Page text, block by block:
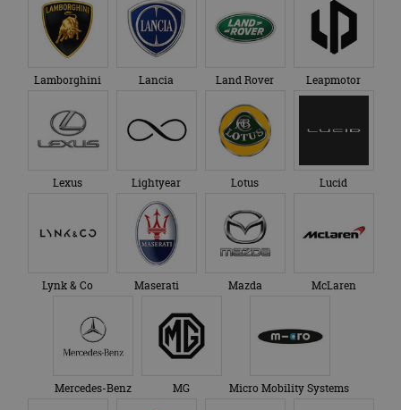
Lamborghini Lancia Land Rover Leapmotor
Lexus Lightyear Lotus Lucid
Lynk & Co Maserati Mazda McLaren
Mercedes-Benz MG Micro Mobility Systems